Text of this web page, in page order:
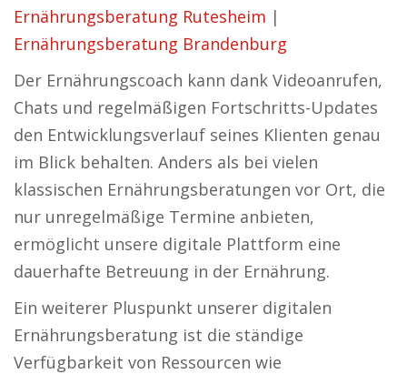
Ernährungsberatung Rutesheim |
Ernährungsberatung Brandenburg
Der Ernährungscoach kann dank Videoanrufen,
Chats und regelmäßigen Fortschritts-Updates
den Entwicklungsverlauf seines Klienten genau
im Blick behalten. Anders als bei vielen
klassischen Ernährungsberatungen vor Ort, die
nur unregelmäßige Termine anbieten,
ermöglicht unsere digitale Plattform eine
dauerhafte Betreuung in der Ernährung.
Ein weiterer Pluspunkt unserer digitalen
Ernährungsberatung ist die ständige
Verfügbarkeit von Ressourcen wie